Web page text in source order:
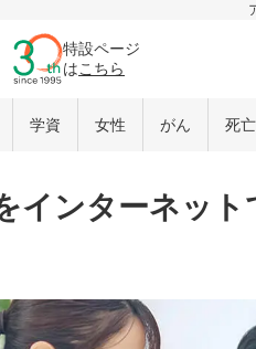
特設ページ
はこちら
学資 女性 がん 死亡
インターネッ